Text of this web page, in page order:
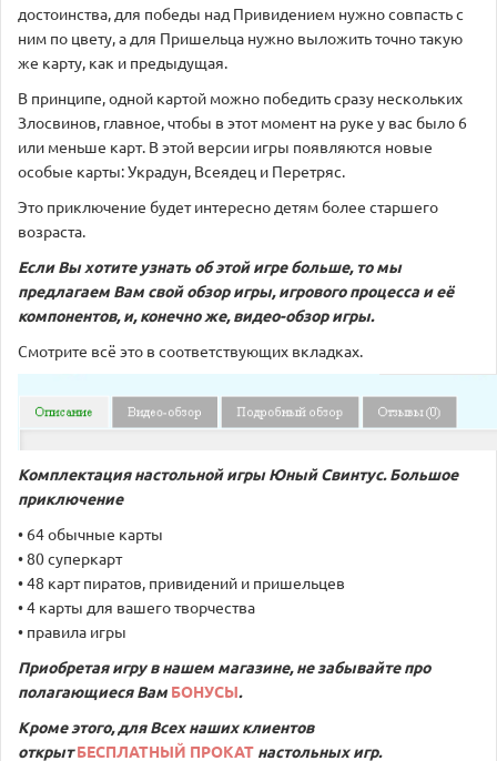
достоинства, для победы над Привидением нужно совпасть с
ним по цвету, а для Пришельца нужно выложить точно такую
же карту, как и предыдущая.
В принципе, одной картой можно победить сразу нескольких
Злосвинов, главное, чтобы в этот момент на руке у вас было 6
или меньше карт. В этой версии игры появляются новые
особые карты: Украдун, Всеядец и Перетряс.
Это приключение будет интересно детям более старшего
возраста.
Если Вы хотите узнать об этой игре больше, то мы
предлагаем Вам свой обзор игры, игрового процесса и её
компонентов, и, конечно же, видео-обзор игры.
Смотрите всё это в соответствующих вкладках.
Комплектация настольной игры Юный Свинтус. Большое
приключение
• 64 обычные карты
• 80 суперкарт
• 48 карт пиратов, привидений и пришельцев
• 4 карты для вашего творчества
• правила игры
Приобретая игру в нашем магазине, не забывайте про
полагающиеся Вам БОНУСЫ.
Кроме этого, для Всех наших клиентов
открыт БЕСПЛАТНЫЙ ПРОКАТ настольных игр.